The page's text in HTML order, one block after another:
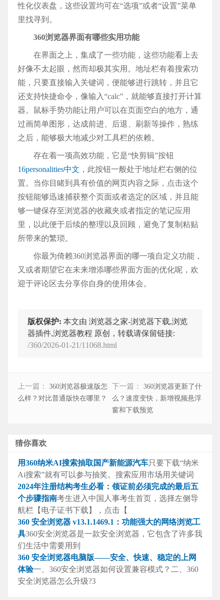
性化仪表盘，这些设置均可在“选项”或者“设置”菜单
里找寻到。
360浏览器界面有哪些实用功能
在界面之上，集成了一些功能，这些功能看上去
好像不太起眼，然而却极其实用。地址栏有着搜索功
能，只要直接输入关键词，便能够进行跳转，并且它
还支持快捷命令，像输入“calc”，就能够直接打开计算
器。鼠标手势功能让用户可以在页面空白的地方，通
过画简单图形，达成前进、后退、刷新等操作，熟练
之后，能够极大地减少对工具栏的依赖。
存在着一项高效功能，它是“快剪辑”按钮
16personalities中文 ，此按钮一般处于地址栏右侧的位
置。当你目睹到具有价值的网页内容之际，点击这个
按钮能够迅速捕获整个页面或者选定的区域，并且能
够一键保存至浏览器的收藏夹或者指定的笔记应用
里，以此便于后续的整理以及回顾，避免了复制粘贴
所带来的繁琐。
你最为倚赖360浏览器界面的哪一项自定义功能，
又或者期望它在未来增添哪些界面方面的优化呢，欢
迎于评论区去分享你自身的使用体会。
版权保护: 本文由 浏览器之家-浏览器下载,浏览
器插件,浏览器教程 原创，转载请保留链接:
/360/2026-01-21/11068.html
上一篇： 360浏览器极速版怎
么样？对比普通版快在哪里？
下一篇： 360浏览器更新了什
么？速度变快，新增视频悬浮
窗和下载预览
猜你喜欢
用360纳米AI搜索抽取国产新能源汽车只要下载“纳米
Ai搜索”就有可以参与抽奖。搜索应用市场用关键词
2024年注册结构考生必看：领证前必须完成的最后五
个步骤指南考生进入中国人事考生首页，选择左侧导
航栏【电子证书下载】，点击【
360 安全浏览器 v13.1.1469.1：功能强大的网络浏览工
具360安全浏览器是一款安全浏览器，它包含了许多我
们生活中需要用到
360 安全浏览器电脑版——安全、快速、稳定的上网
体验一、360安全浏览器如何设置兼容模式？二、360
安全浏览器怎么升级?3